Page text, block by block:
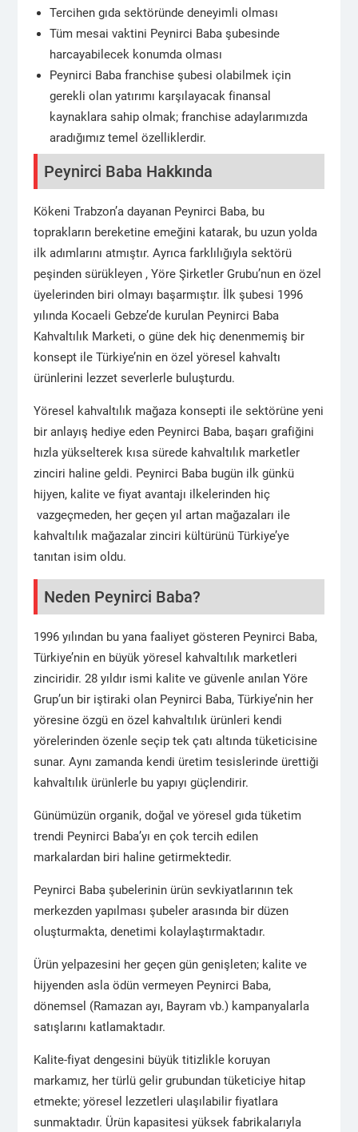
Tercihen gıda sektöründe deneyimli olması
Tüm mesai vaktini Peynirci Baba şubesinde
harcayabilecek konumda olması
Peynirci Baba franchise şubesi olabilmek için
gerekli olan yatırımı karşılayacak finansal
kaynaklara sahip olmak; franchise adaylarımızda
aradığımız temel özelliklerdir.
Peynirci Baba Hakkında
Kökeni Trabzon’a dayanan Peynirci Baba, bu
toprakların bereketine emeğini katarak, bu uzun yolda
ilk adımlarını atmıştır. Ayrıca farklılığıyla sektörü
peşinden sürükleyen , Yöre Şirketler Grubu’nun en özel
üyelerinden biri olmayı başarmıştır. İlk şubesi 1996
yılında Kocaeli Gebze’de kurulan Peynirci Baba
Kahvaltılık Marketi, o güne dek hiç denenmemiş bir
konsept ile Türkiye’nin en özel yöresel kahvaltı
ürünlerini lezzet severlerle buluşturdu.
Yöresel kahvaltılık mağaza konsepti ile sektörüne yeni
bir anlayış hediye eden Peynirci Baba, başarı grafiğini
hızla yükselterek kısa sürede kahvaltılık marketler
zinciri haline geldi. Peynirci Baba bugün ilk günkü
hijyen, kalite ve fiyat avantajı ilkelerinden hiç
vazgeçmeden, her geçen yıl artan mağazaları ile
kahvaltılık mağazalar zinciri kültürünü Türkiye’ye
tanıtan isim oldu.
Neden Peynirci Baba?
1996 yılından bu yana faaliyet gösteren Peynirci Baba,
Türkiye’nin en büyük yöresel kahvaltılık marketleri
zinciridir. 28 yıldır ismi kalite ve güvenle anılan Yöre
Grup’un bir iştiraki olan Peynirci Baba, Türkiye’nin her
yöresine özgü en özel kahvaltılık ürünleri kendi
yörelerinden özenle seçip tek çatı altında tüketicisine
sunar. Aynı zamanda kendi üretim tesislerinde ürettiği
kahvaltılık ürünlerle bu yapıyı güçlendirir.
Günümüzün organik, doğal ve yöresel gıda tüketim
trendi Peynirci Baba’yı en çok tercih edilen
markalardan biri haline getirmektedir.
Peynirci Baba şubelerinin ürün sevkiyatlarının tek
merkezden yapılması şubeler arasında bir düzen
oluşturmakta, denetimi kolaylaştırmaktadır.
Ürün yelpazesini her geçen gün genişleten; kalite ve
hijyenden asla ödün vermeyen Peynirci Baba,
dönemsel (Ramazan ayı, Bayram vb.) kampanyalarla
satışlarını katlamaktadır.
Kalite-fiyat dengesini büyük titizlikle koruyan
markamız, her türlü gelir grubundan tüketiciye hitap
etmekte; yöresel lezzetleri ulaşılabilir fiyatlara
sunmaktadır. Ürün kapasitesi yüksek fabrikalarıyla